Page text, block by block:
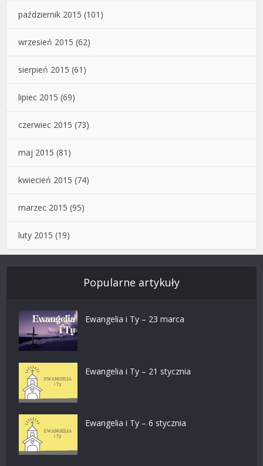
październik 2015 (101)
wrzesień 2015 (62)
sierpień 2015 (61)
lipiec 2015 (69)
czerwiec 2015 (73)
maj 2015 (81)
kwiecień 2015 (74)
marzec 2015 (95)
luty 2015 (19)
Popularne artykuły
Ewangelia i Ty – 23 marca
Ewangelia i Ty – 21 stycznia
Ewangelia i Ty – 6 stycznia